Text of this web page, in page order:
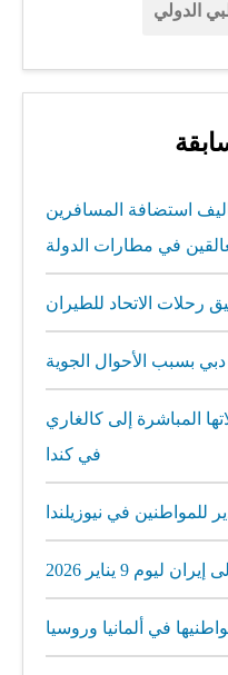
الدولي
استضافة المسافرين
في مطارات الدولة
رحلات الاتحاد للطيران
بسبب الأحوال الجوية
المباشرة إلى كالغاري
في كندا
للمواطنين في نيوزيلندا
9 يناير 2026
في ألمانيا وروسيا